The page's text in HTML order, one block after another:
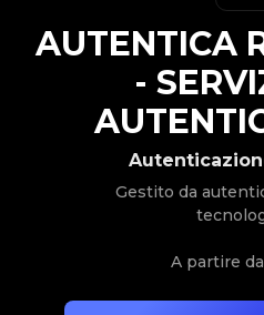
Gestito da
A partire da
AUTENTICA
-